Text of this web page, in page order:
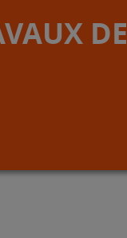
DE